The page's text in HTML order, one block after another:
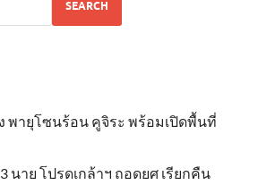
SEARCH
พายุโซนร้อน คูจิระ พร้อมเปิดพื้นที่
นาย โปรดเกล้าฯ ถอดยศ เรียกคืน